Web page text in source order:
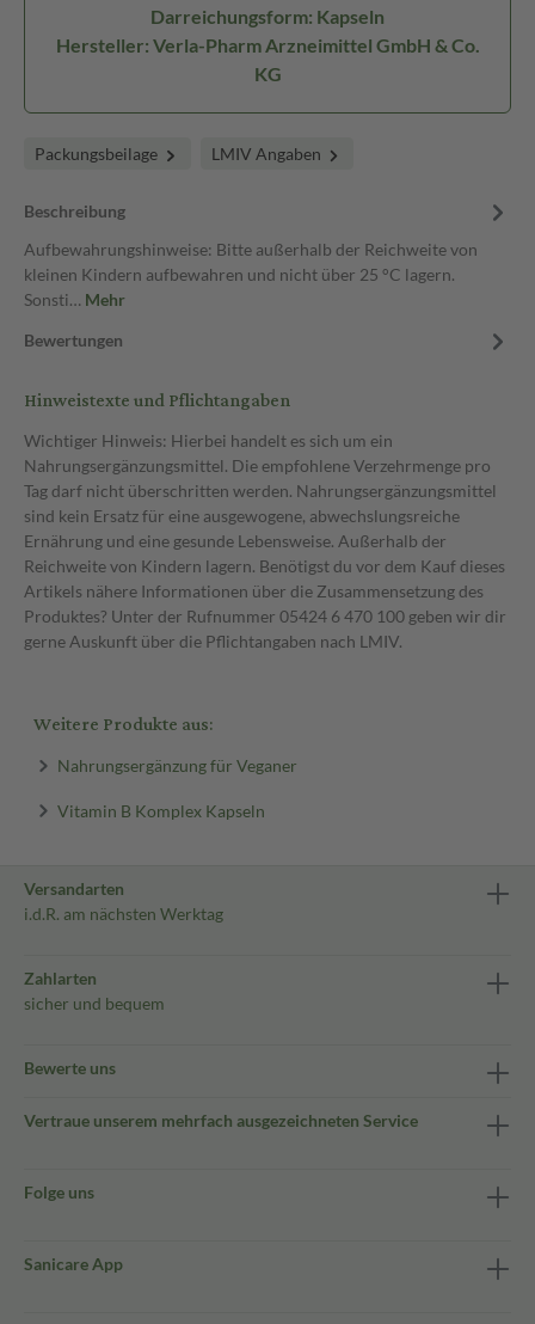
Darreichungsform: Kapseln
Hersteller: Verla-Pharm Arzneimittel GmbH & Co.
KG
Packungsbeilage LMIV Angaben
Beschreibung
Aufbewahrungshinweise: Bitte außerhalb der Reichweite von
kleinen Kindern aufbewahren und nicht über 25 °C lagern.
Sonsti… Mehr
Bewertungen
Hinweistexte und Pflichtangaben
Wichtiger Hinweis: Hierbei handelt es sich um ein
Nahrungsergänzungsmittel. Die empfohlene Verzehrmenge pro
Tag darf nicht überschritten werden. Nahrungsergänzungsmittel
sind kein Ersatz für eine ausgewogene, abwechslungsreiche
Ernährung und eine gesunde Lebensweise. Außerhalb der
Reichweite von Kindern lagern. Benötigst du vor dem Kauf dieses
Artikels nähere Informationen über die Zusammensetzung des
Produktes? Unter der Rufnummer 05424 6 470 100 geben wir dir
gerne Auskunft über die Pflichtangaben nach LMIV.
Weitere Produkte aus:
Nahrungsergänzung für Veganer
Vitamin B Komplex Kapseln
Versandarten
i.d.R. am nächsten Werktag
Zahlarten
sicher und bequem
Bewerte uns
Vertraue unserem mehrfach ausgezeichneten Service
Folge uns
Sanicare App